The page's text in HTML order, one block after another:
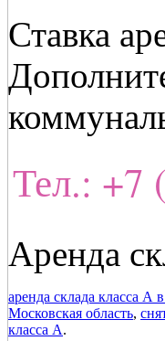
Ставка
Тел.: +7
Аренда
аренда склада класса А
Московская область,
класса А.